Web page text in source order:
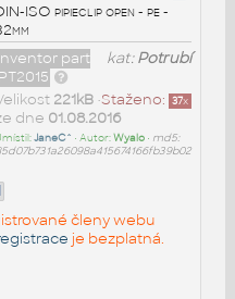
ISO pipieclip open - pe -
kat:Potrubí
part
Staženo: 37x
221kB•
dne 01.08.2016
JaneC^ • Autor:Wyalo• md5:
členy webu
je bezplatná.